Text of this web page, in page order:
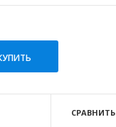
СРАВНИТЬ